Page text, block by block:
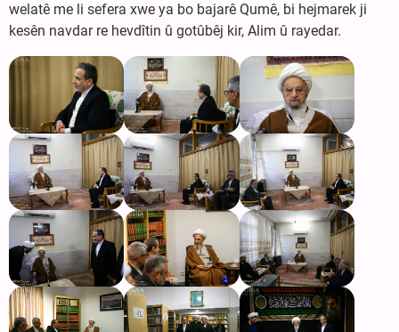
welatê me li sefera xwe ya bo bajarê Qumê, bi hejmarek ji
kesên navdar re hevdîtin û gotûbêj kir, Alim û rayedar.